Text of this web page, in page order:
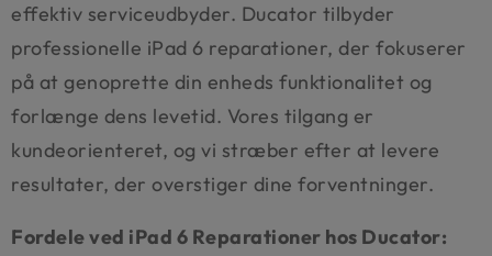
effektiv serviceudbyder. Ducator tilbyder
professionelle iPad 6 reparationer, der fokuserer
på at genoprette din enheds funktionalitet og
forlænge dens levetid. Vores tilgang er
kundeorienteret, og vi stræber efter at levere
resultater, der overstiger dine forventninger.
Fordele ved iPad 6 Reparationer hos Ducator: